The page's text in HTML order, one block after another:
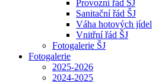
Provozní řád ŠJ
Sanitační řád ŠJ
Váha hotových jídel
Vnitřní řád ŠJ
Fotogalerie ŠJ
Fotogalerie
2025-2026
2024-2025